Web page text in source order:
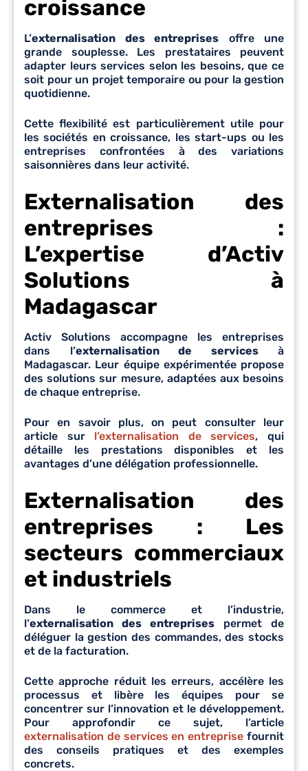
croissance
L’externalisation des entreprises offre une
grande souplesse. Les prestataires peuvent
adapter leurs services selon les besoins, que ce
soit pour un projet temporaire ou pour la gestion
quotidienne.
Cette flexibilité est particulièrement utile pour
les sociétés en croissance, les start-ups ou les
entreprises confrontées à des variations
saisonnières dans leur activité.
Externalisation des
entreprises :
L’expertise d’Activ
Solutions à
Madagascar
Activ Solutions accompagne les entreprises
dans l’externalisation de servicesà
Madagascar. Leur équipe expérimentée propose
des solutions sur mesure, adaptées aux besoins
de chaque entreprise.
Pour en savoir plus, on peut consulter leur
article sur l’externalisation de services, qui
détaille les prestations disponibles et les
avantages d’une délégation professionnelle.
Externalisation des
entreprises : Les
secteurs commerciaux
et industriels
Dans le commerce et l’industrie,
l’externalisation des entreprises permet de
déléguer la gestion des commandes, des stocks
et de la facturation.
Cette approche réduit les erreurs, accélère les
processus et libère les équipes pour se
concentrer sur l’innovation et le développement.
Pour approfondir ce sujet, l’article
externalisation de services en entreprise fournit
des conseils pratiques et des exemples
concrets.